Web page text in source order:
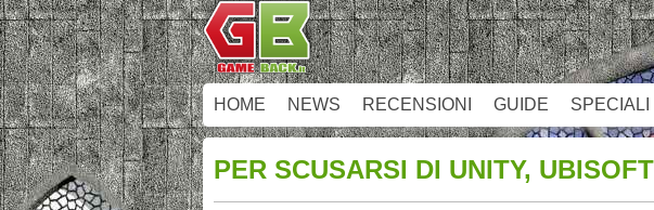
HOME NEWS RECENSIONI GUIDE SPECIALI
PER SCUSARSI DI UNITY,